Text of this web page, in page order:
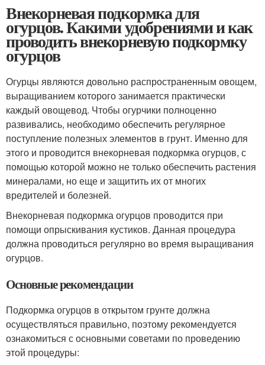
Внекорневая подкормка для
огурцов. Какими удобрениями и как
проводить внекорневую подкормку
огурцов
Огурцы являются довольно распространенным овощем,
выращиванием которого занимается практически
каждый овощевод. Чтобы огурчики полноценно
развивались, необходимо обеспечить регулярное
поступление полезных элементов в грунт. Именно для
этого и проводится внекорневая подкормка огурцов, с
помощью которой можно не только обеспечить растения
минералами, но еще и защитить их от многих
вредителей и болезней.
Внекорневая подкормка огурцов проводится при
помощи опрыскивания кустиков. Данная процедура
должна проводиться регулярно во время выращивания
огурцов.
Основные рекомендации
Подкормка огурцов в открытом грунте должна
осуществляться правильно, поэтому рекомендуется
ознакомиться с основными советами по проведению
этой процедуры: